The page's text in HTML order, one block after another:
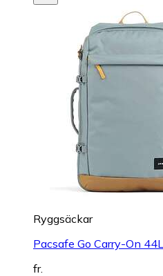
Ryggsäckar
Pacsafe Go Carry-On 44L
fr.